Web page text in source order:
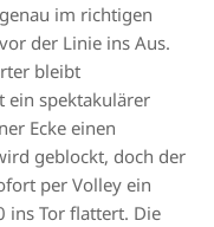
im richtigen
der Linie ins Aus.
bleibt
ein spektakulärer
Ecke einen
geblockt, doch der
per Volley ein
ins Tor flattert. Die